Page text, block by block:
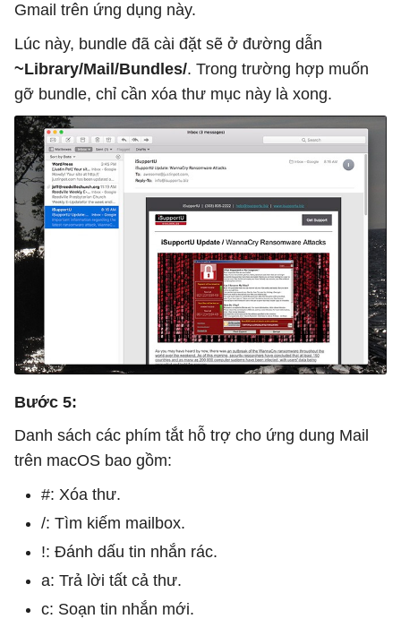
Gmail trên ứng dụng này.
Lúc này, bundle đã cài đặt sẽ ở đường dẫn
~Library/Mail/Bundles/. Trong trường hợp muốn
gỡ bundle, chỉ cần xóa thư mục này là xong.
Bước 5:
Danh sách các phím tắt hỗ trợ cho ứng dung Mail
trên macOS bao gồm:
#: Xóa thư.
/: Tìm kiếm mailbox.
!: Đánh dấu tin nhắn rác.
a: Trả lời tất cả thư.
c: Soạn tin nhắn mới.